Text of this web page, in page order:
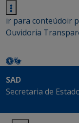
ir para conteúdoir
Ouvidoria
SAD
Secretaria de